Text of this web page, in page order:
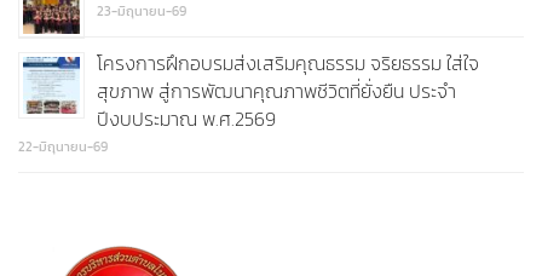
23-มิถุนายน-69
โครงการฝึกอบรมส่งเสริมคุณธรรม จริยธรรม ใส่ใจ
สุขภาพ สู่การพัฒนาคุณภาพชีวิตที่ยั่งยืน ประจำ
ปีงบประมาณ พ.ศ.2569
22-มิถุนายน-69